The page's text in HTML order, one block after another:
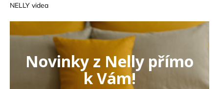
NELLY videa
Novinky z Nelly přímo
k Vám!